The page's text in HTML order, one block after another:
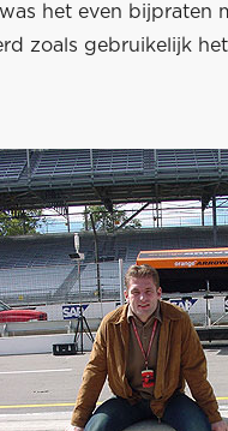
het even bijpraten
zoals gebruikelijk